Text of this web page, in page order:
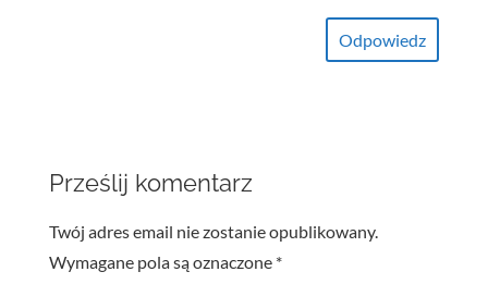
Odpowiedz
Prześlij komentarz
Twój adres email nie zostanie opublikowany.
Wymagane pola są oznaczone *